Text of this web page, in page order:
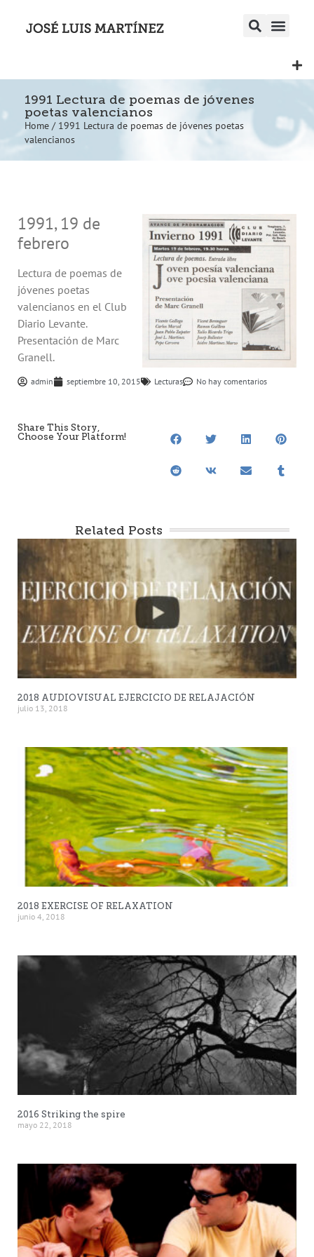
1991 Lectura de poemas de jóvenes
poetas valencianos
Home / 1991 Lectura de poemas de jóvenes poetas
valencianos
1991, 19 de
febrero
Lectura de poemas de
jóvenes poetas
valencianos en el Club
Diario Levante.
Presentación de Marc
Granell.
admin septiembre 10, 2015 Lecturas No hay comentarios
Share This Story,
Choose Your Platform!
Related Posts
2018 AUDIOVISUAL EJERCICIO DE RELAJACIÓN
julio 13, 2018
2018 EXERCISE OF RELAXATION
junio 4, 2018
2016 Striking the spire
mayo 22, 2018